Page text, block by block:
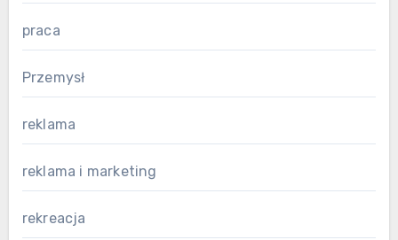
praca
Przemysł
reklama
reklama i marketing
rekreacja